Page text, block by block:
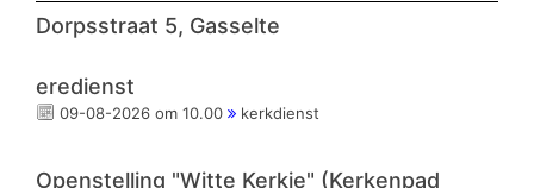
Dorpsstraat 5, Gasselte
eredienst
09-08-2026 om 10.00 kerkdienst
Openstelling "Witte Kerkje" (Kerkenpad